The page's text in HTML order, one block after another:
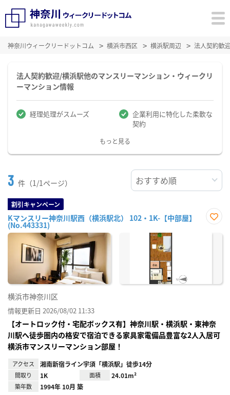
神奈川ウィークリードットコム 横浜市西区 横浜駅周辺 法人契約歓
法人契約歓迎/横浜駅他のマンスリーマンション・ウィークリ
ーマンション情報
経理処理がスムーズ
企業利用に特化した柔軟な
契約
もっと見る
3 件（1/1ページ）
割引キャンペーン
Kマンスリー神奈川駅西（横浜駅北） 102・1K-【中部屋】
(No.443331)
に入
横浜市神奈川区
情報更新日 2026/08/02 11:33
【オートロック付・宅配ボックス有】神奈川駅・横浜駅・東神奈
川駅へ徒歩圏内の格安で宿泊できる家具家電備品豊富な2人入居可
横浜市マンスリーマンション部屋！
アクセス 湘南新宿ライン宇須「横浜駅」徒歩14分
間取り 1K 面積 24.01m²
築年数 1994年 10月 築